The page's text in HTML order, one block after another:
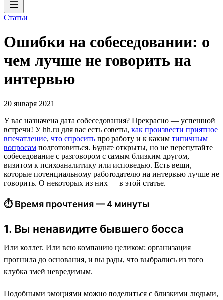
Статьи
Ошибки на собеседовании: о
чем лучше не говорить на
интервью
20 января 2021
У вас назначена дата собеседования? Прекрасно — успешной
встречи! У hh.ru для вас есть советы, как произвести приятное
впечатление, что спросить про работу и к каким типичным
вопросам подготовиться. Будьте открыты, но не перепутайте
собеседование с разговором с самым близким другом,
визитом к психоаналитику или исповедью. Есть вещи,
которые потенциальному работодателю на интервью лучше не
говорить. О некоторых из них — в этой статье.
⏱ Время прочтения — 4 минуты
1. Вы ненавидите бывшего босса
Или коллег. Или всю компанию целиком: организация
прогнила до основания, и вы рады, что выбрались из того
клубка змей невредимым.
Подобными эмоциями можно поделиться с близкими людьми,